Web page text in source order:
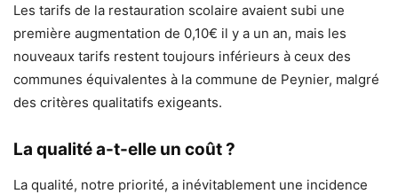
Les tarifs de la restauration scolaire avaient subi une
première augmentation de 0,10€ il y a un an, mais les
nouveaux tarifs restent toujours inférieurs à ceux des
communes équivalentes à la commune de Peynier, malgré
des critères qualitatifs exigeants.
La qualité a-t-elle un coût ?
La qualité, notre priorité, a inévitablement une incidence